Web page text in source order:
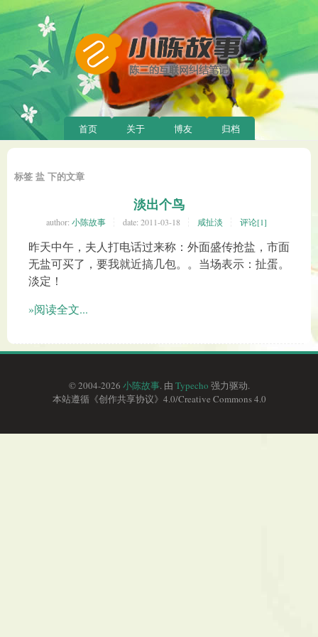
首页 关于 博友 归档
标签 盐 下的文章
淡出个鸟
author: 小陈故事 date: 2011-03-18 咸扯淡 评论[1]
昨天中午，夫人打电话过来称：外面盛传抢盐，市面
无盐可买了，要我就近搞几包。。当场表示：扯蛋。
淡定！
»阅读全文...
© 2004-2026 小陈故事. 由 Typecho 强力驱动.
本站遵循《创作共享协议》4.0/Creative Commons 4.0